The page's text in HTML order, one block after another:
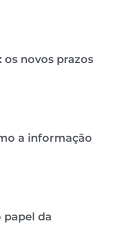
os novos prazos
a informação
papel da